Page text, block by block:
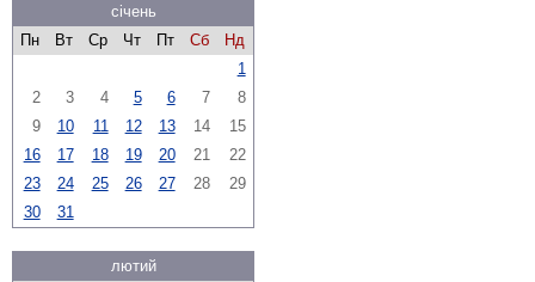
січень
Пн
Вт Ср Чт Пт Сб
Нд
1
2
3 4 5 6 7
8
9
10 11 12 13 14
15
16
17 18 19 20 21
22
23
24 25 26 27 28
29
30
31
лютий